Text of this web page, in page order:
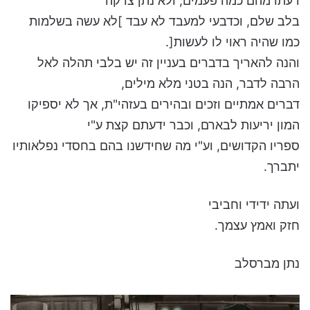
בלב שלם, וכדבעי למעבד לא עבד ]לא עשה בשלמות
כמו שהיה ראוי לו לעשות[.
והנה להאריך בדברים בעניין זה יש בלבי תהלה לאל
הרבה לדבר, הנה בטני מלא מילים,
דברים אמתיים וזכים ובהירים בעזהי"ת, אך לא יספיקו
המון יריעות לבארם, וכבר ידעתם קצת ע"י
ספריו הקדושים, וע"י מה שחידשנו בהם בחסדי נפלאותיו
יתברך.
ועתה ידידי וחביבי
חזק ואמץ עצמך.
נתן מברסלב